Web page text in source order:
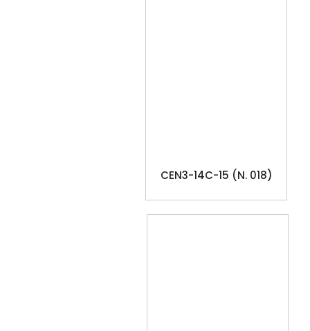
CEN3-14C-15 (N. 018)